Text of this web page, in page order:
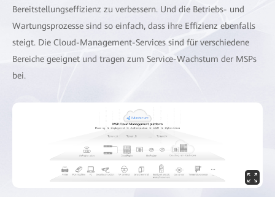
Bereitstellungseffizienz zu verbessern. Und die Betriebs- und
Wartungsprozesse sind so einfach, dass ihre Effizienz ebenfalls
steigt. Die Cloud-Management-Services sind für verschiedene
Bereiche geeignet und tragen zum Service-Wachstum der MSPs
bei.